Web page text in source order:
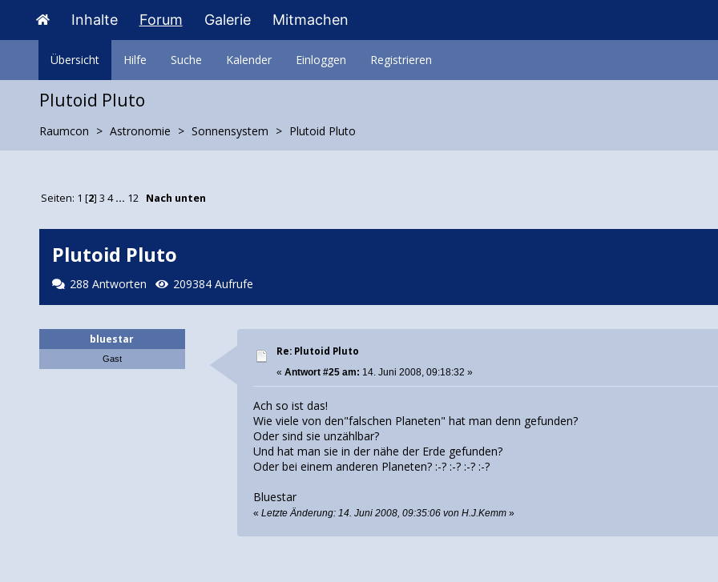
Inhalte Forum Galerie Mitmachen
Übersicht Hilfe Suche Kalender Einloggen Registrieren
Plutoid Pluto
Raumcon Astronomie Sonnensystem Plutoid Pluto
Seiten: 1 [2]3 4 ... 12 Nach unten
Plutoid Pluto
288 Antworten 209384 Aufrufe
bluestar
Gast
Re: Plutoid Pluto
«Antwort #25 am: 14. Juni 2008, 09:18:32 »
Ach so ist das!
Wie viele von den"falschen Planeten" hat man denn gefunden?
Oder sind sie unzählbar?
Und hat man sie in der nähe der Erde gefunden?
Oder bei einem anderen Planeten? :-? :-? :-? :-?
Bluestar
«Letzte Änderung: 14. Juni 2008, 09:35:06 von H.J.Kemm »